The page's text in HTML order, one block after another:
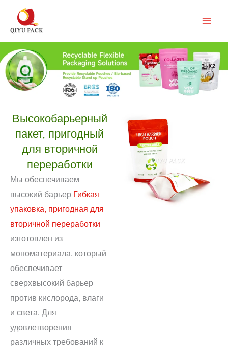
Перейти
содержимому
Высокобарьерный
пакет, пригодный
для вторичной
переработки
Мы обеспечиваем
высокий барьер Гибкая
упаковка, пригодная для
вторичной переработки
изготовлен из
мономатериала, который
обеспечивает
сверхвысокий барьер
против кислорода, влаги
и света. Для
удовлетворения
различных требований к